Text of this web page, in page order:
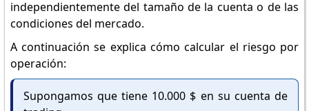
independientemente del tamaño de la cuenta o de las
condiciones del mercado.
A continuación se explica cómo calcular el riesgo por
operación:
Supongamos que tiene 10.000 $ en su cuenta de